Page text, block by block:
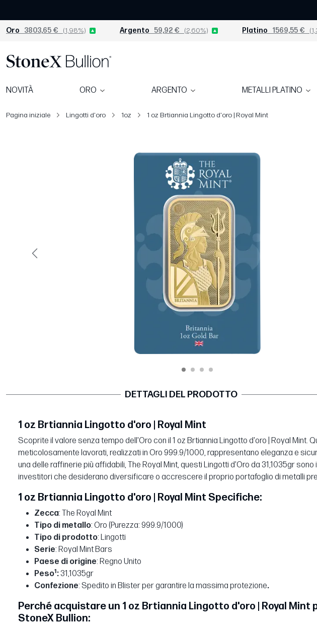
Oro 3803,65 € (1,98%) Argento 59,92 € (2,60%) Platino 1569,55 €
NOVITÀ ORO ARGENTO METALLI PLATINO
Pagina iniziale Lingotti d'oro 1oz 1 oz Brtiannia Lingotto d'oro | Royal Mint
Precedente
DETTAGLI DEL PRODOTTO
1 oz Brtiannia Lingotto d'oro | Royal Mint
Scoprite il valore senza tempo dell'Oro con il 1 oz Brtiannia Lingotto d'oro | Royal Mint.
meticolosamente lavorati, realizzati in Oro 999.9/1000, rappresentano eleganza e
una delle raffinerie più affidabili, The Royal Mint, questi Lingotti d'Oro da 31,1035gr sono
investitori che desiderano diversificare o accrescere il proprio portafoglio di metalli
1 oz Brtiannia Lingotto d'oro | Royal Mint Specifiche:
Zecca: The Royal Mint
Tipo di metallo: Oro (Purezza: 999.9/1000)
Tipo di prodotto: Lingotti
Serie: Royal Mint Bars
Paese di origine: Regno Unito
Peso1: 31,1035gr
Confezione: Spedito in Blister per garantire la massima protezione.
Perché acquistare un 1 oz Brtiannia Lingotto d'oro | Royal Mint
StoneX Bullion: